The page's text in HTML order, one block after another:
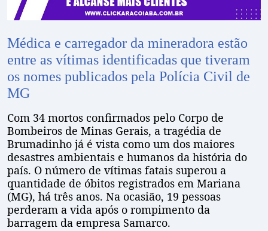
Médica e carregador da mineradora estão
entre as vítimas identificadas que tiveram
os nomes publicados pela Polícia Civil de
MG
Com 34 mortos confirmados pelo Corpo de
Bombeiros de Minas Gerais, a tragédia de
Brumadinho já é vista como um dos maiores
desastres ambientais e humanos da história do
país. O número de vítimas fatais superou a
quantidade de óbitos registrados em Mariana
(MG), há três anos. Na ocasião, 19 pessoas
perderam a vida após o rompimento da
barragem da empresa Samarco.